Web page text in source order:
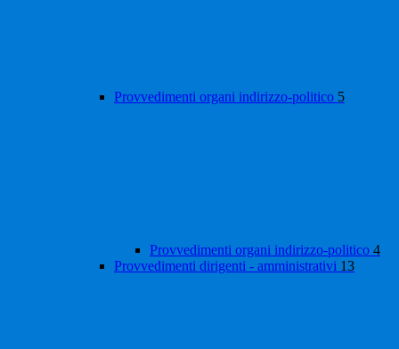
Provvedimenti organi indirizzo-politico 5
Provvedimenti organi indirizzo-politico 4
Provvedimenti dirigenti - amministrativi 13